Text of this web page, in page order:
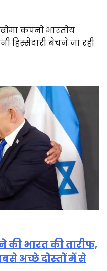
कंपनी भारतीय
हिस्सेदारी बेचने जा रही
की भारत की तारीफ,
अच्छे दोस्तों में से